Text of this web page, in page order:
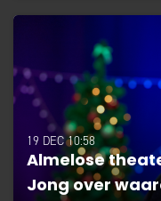
19 DEC 10:58
Almelose
Jong over